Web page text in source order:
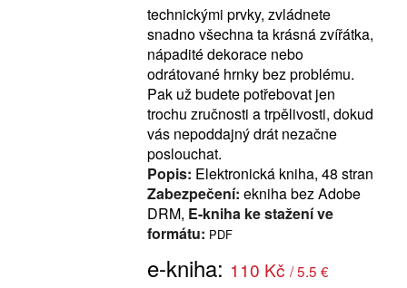
technickými prvky, zvládnete
snadno všechna ta krásná zvířátka,
nápadité dekorace nebo
odrátované hrnky bez problému.
Pak už budete potřebovat jen
trochu zručnosti a trpělivosti, dokud
vás nepoddajný drát nezačne
poslouchat.
Popis: Elektronická kniha, 48 stran
Zabezpečení: ekniha bez Adobe
DRM, E-kniha ke stažení ve
formátu: PDF
e-kniha: 110 Kč / 5.5 €